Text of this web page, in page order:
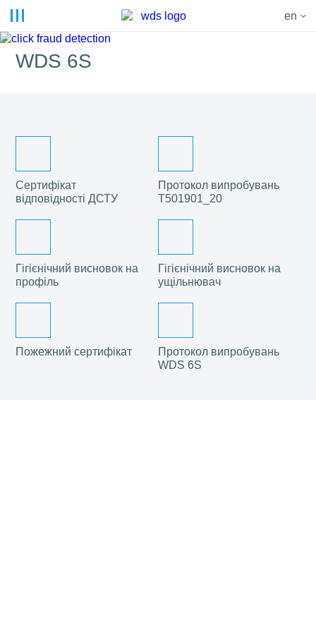
en
WDS 6S
Сертифікат
відповідності ДСТУ
Протокол випробувань
Т501901_20
Гігієнічний висновок на
профіль
Гігієнічний висновок на
ущільнювач
Пожежний сертифікат
Протокол випробувань
WDS 6S